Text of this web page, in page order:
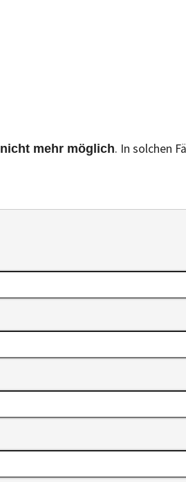
nicht mehr möglich. In solchen